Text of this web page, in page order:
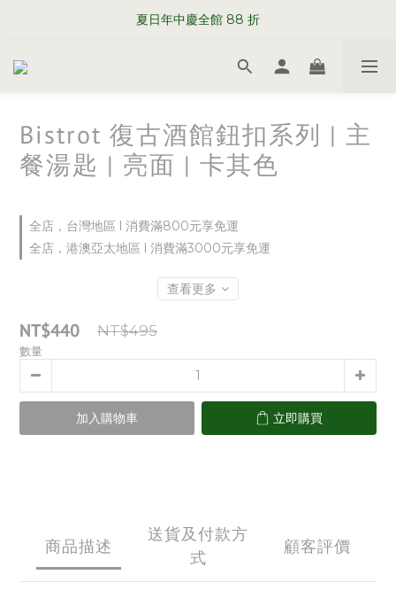
WELCOME TO SABRE PARIS
夏日年中慶全館 88 折
WELCOME TO SABRE PARIS
Bistrot 復古酒館鈕扣系列 | 主
餐湯匙 | 亮面 | 卡其色
全店，台灣地區 l 消費滿800元享免運
全店，港澳亞太地區 l 消費滿3000元享免運
查看更多
NT$440 NT$495
數量
加入購物車 立即購買
商品描述
送貨及付款方
式
顧客評價